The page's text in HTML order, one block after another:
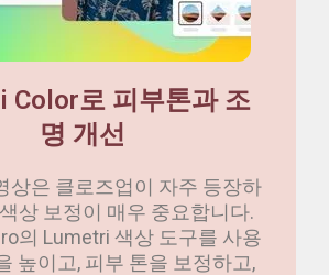
Color로 피부톤과 조
명 개선
상은 클로즈업이 자주 등장하
상 보정이 매우 중요합니다.
의 Lumetri 색상 도구를 사용
높이고, 피부 톤을 보정하고,